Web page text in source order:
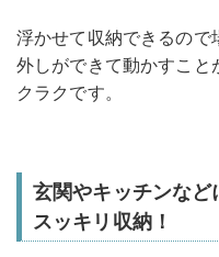
浮かせて収納できるの
外しができて動かすこと
クラクです。
玄関やキッチンな
スッキリ収納！